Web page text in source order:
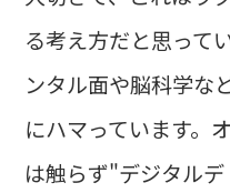
る考え方だと思って
ンタル面や脳科学な
にハマっています。
は触らず"デジタル